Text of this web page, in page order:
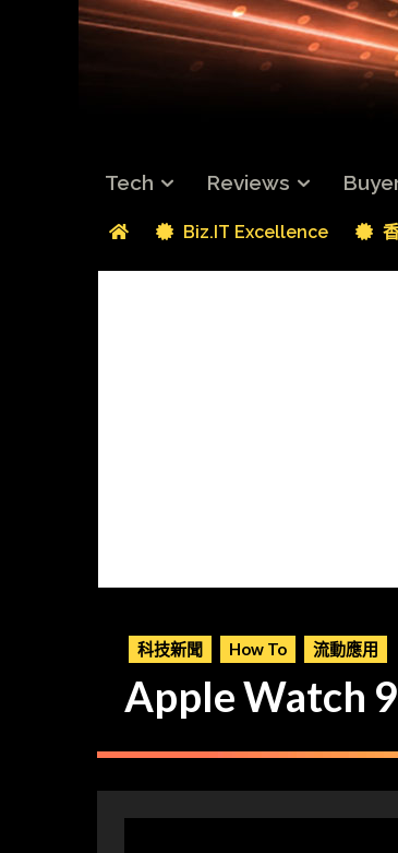
Tech Reviews
Biz.IT Excellence
科技新聞 How To 流動應用
Apple Watch